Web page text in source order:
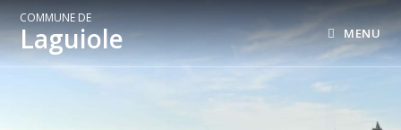
COMMUNE DE
Laguiole MENU